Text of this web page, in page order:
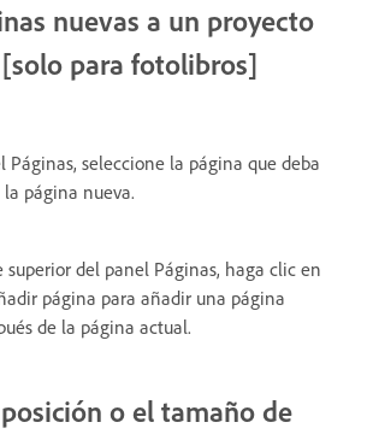
nuevas a un proyecto
para fotolibros]
Páginas, seleccione la página que deba
la página nueva.
superior del panel Páginas, haga clic en
página para añadir una página
de la página actual.
o el tamaño de